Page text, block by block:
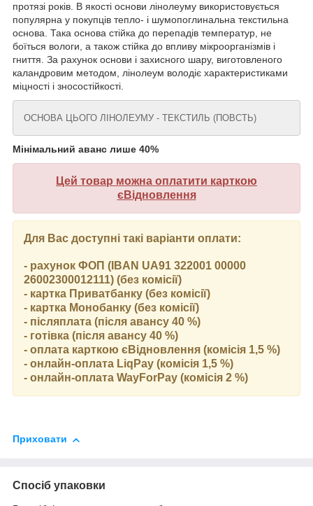
протязі років. В якості основи лінолеуму використовується
популярна у покупців тепло- і шумопоглинальна текстильна
основа. Така основа стійка до перепадів температур, не
боїться вологи, а також стійка до впливу мікроорганізмів і
гниття. За рахунок основи і захисного шару, виготовленого
каландровим методом, лінолеум володіє характеристиками
міцності і зносостійкості.
ОСНОВА ЦЬОГО ЛІНОЛЕУМУ - ТЕКСТИЛЬ (ПОВСТЬ)
Мінімальний аванс лише 40%
Цей товар можна оплатити карткою
єВідновлення
Для Вас доступні такі варіанти оплати:
- рахунок ФОП (IBAN UA91 322001 00000
26002300012111) (без комісії)
- картка Приватбанку (без комісії)
- картка Монобанку (без комісії)
- післяплата (після авансу 40 %)
- готівка (після авансу 40 %)
- оплата карткою єВідновлення (комісія 1,5 %)
- онлайн-оплата LiqPay (комісія 1,5 %)
- онлайн-оплата WayForPay (комісія 2 %)
Приховати
Спосіб упаковки